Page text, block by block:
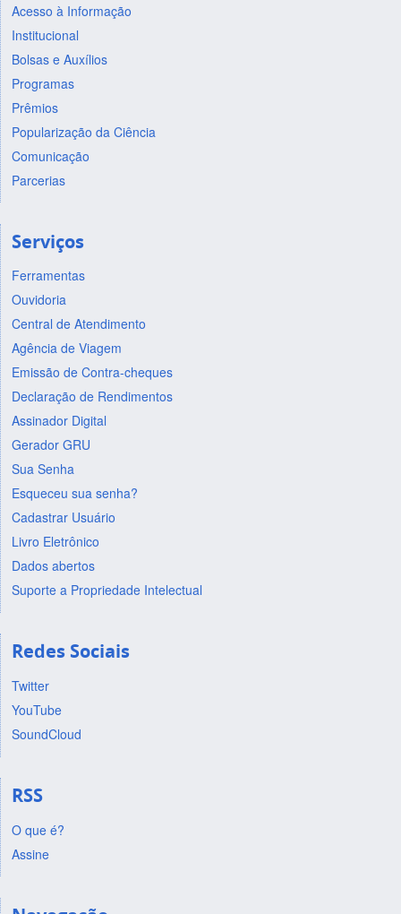
Acesso à Informação
Institucional
Bolsas e Auxílios
Programas
Prêmios
Popularização da Ciência
Comunicação
Parcerias
Serviços
Ferramentas
Ouvidoria
Central de Atendimento
Agência de Viagem
Emissão de Contra-cheques
Declaração de Rendimentos
Assinador Digital
Gerador GRU
Sua Senha
Esqueceu sua senha?
Cadastrar Usuário
Livro Eletrônico
Dados abertos
Suporte a Propriedade Intelectual
Redes Sociais
Twitter
YouTube
SoundCloud
RSS
O que é?
Assine